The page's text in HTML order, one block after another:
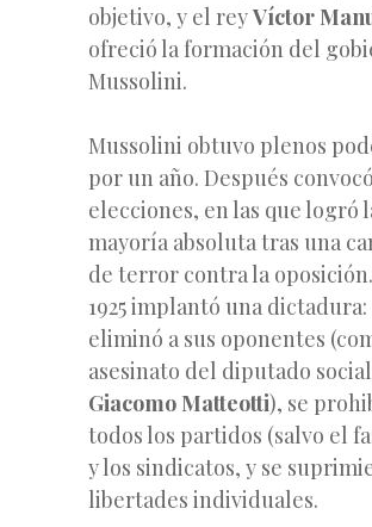
objetivo, y el reyVíctor
ofreció la formación del
Mussolini.
Mussolini obtuvo plenos
por un año. Después convocó
elecciones, en las que logró
mayoría absoluta tras una
de terror contra la
1925 implantó una dictadura:
eliminó a sus oponentes
asesinato del diputado
Giacomo Matteotti), se
todos los partidos (salvo el
y los sindicatos, y se
libertades individuales.